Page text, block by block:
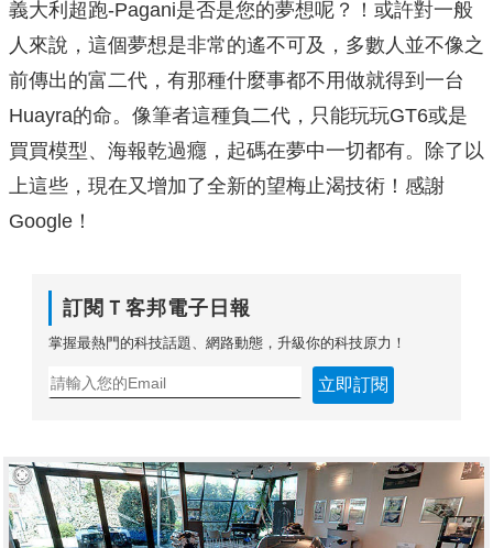
義大利超跑-Pagani是否是您的夢想呢？！或許對一般
人來說，這個夢想是非常的遙不可及，多數人並不像之
前傳出的富二代，有那種什麼事都不用做就得到一台
Huayra的命。像筆者這種負二代，只能玩玩GT6或是
買買模型、海報乾過癮，起碼在夢中一切都有。除了以
上這些，現在又增加了全新的望梅止渴技術！感謝
Google！
訂閱Ｔ客邦電子日報
掌握最熱門的科技話題、網路動態，升級你的科技原力！
立即訂閱